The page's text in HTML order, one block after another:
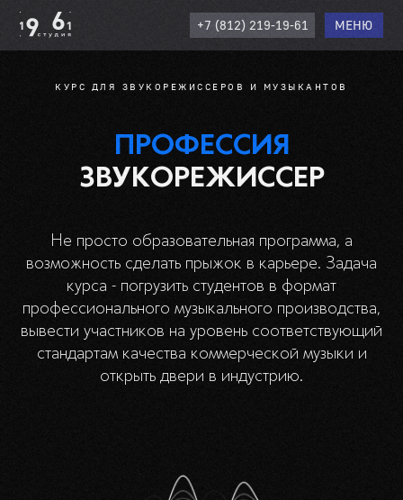
+7 (812) 219-19-61 МЕНЮ
КУРС ДЛЯ ЗВУКОРЕЖИССЕРОВ И МУЗЫКАНТОВ
ПРОФЕССИЯ
ЗВУКОРЕЖИССЕР
Не просто образовательная программа, а
возможность сделать прыжок в карьере. Задача
курса - погрузить студентов в формат
профессионального музыкального производства,
вывести участников на уровень соответствующий
стандартам качества коммерческой музыки и
открыть двери в индустрию.